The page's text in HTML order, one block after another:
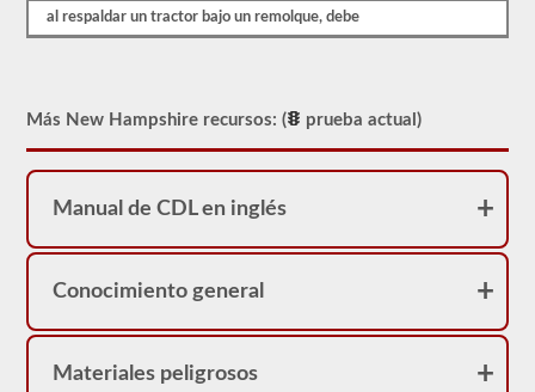
aprobación
las
manual
para
conductores
de
New
2026,
ayudarán
agregar
al respaldar un tractor bajo un remolque, debe
Más New Hampshire recursos: ( prueba actual)
Manual de CDL en inglés
Conocimiento general
Materiales peligrosos